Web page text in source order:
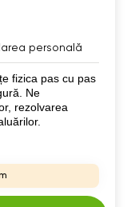
personală
fizica pas cu pas
Ne
rezolvarea